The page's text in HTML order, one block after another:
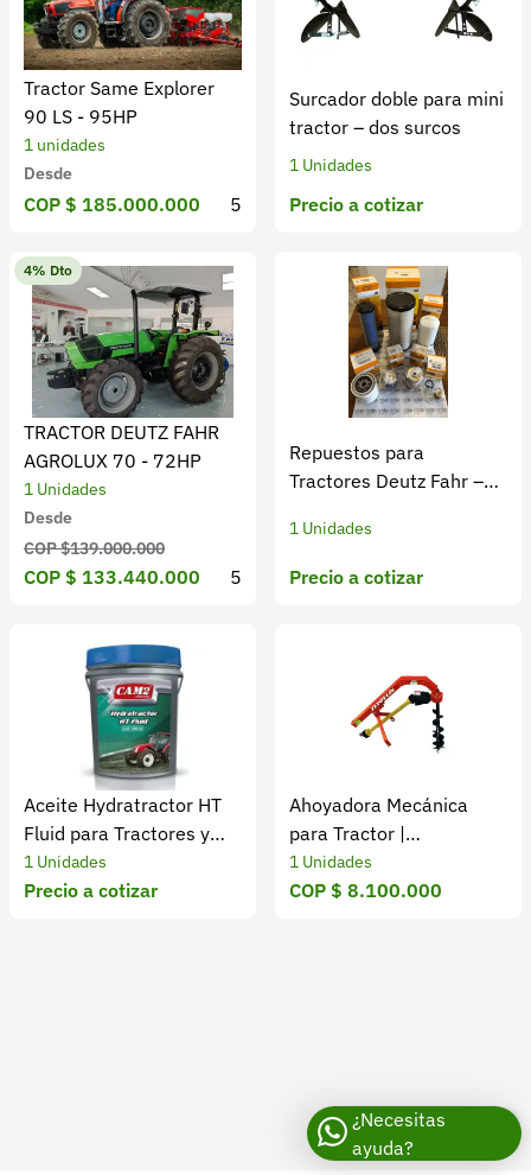
Tractor Same Explorer
90 LS - 95HP
1 unidades
Desde
COP $ 185.000.000 5
Surcador doble para mini
tractor – dos surcos
1 Unidades
Precio a cotizar
4% Dto
TRACTOR DEUTZ FAHR
AGROLUX 70 - 72HP
1 Unidades
Desde
COP $139.000.000
COP $ 133.440.000 5
Repuestos para
Tractores Deutz Fahr –
Homologados
1 Unidades
Precio a cotizar
Aceite Hydratractor HT
Fluid para Tractores y
Equipos
1 Unidades
Precio a cotizar
Ahoyadora Mecánica
para Tractor |
Perforación agrícola
eficiente
1 Unidades
COP $ 8.100.000
¿Necesitas
ayuda?